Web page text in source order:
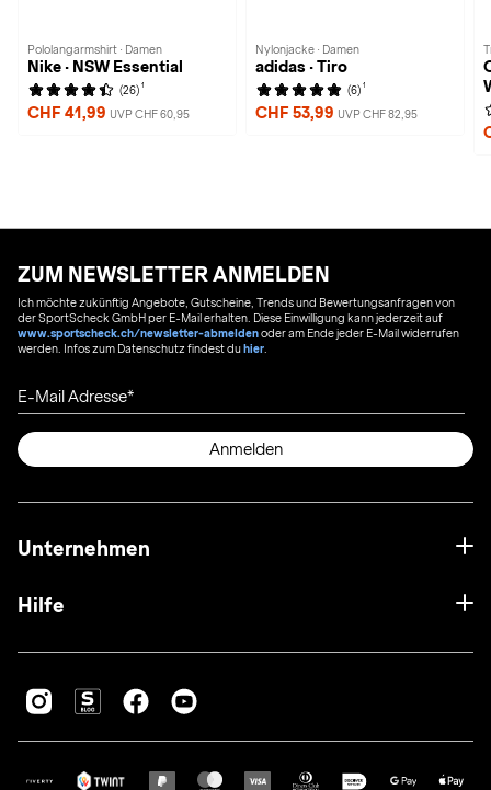
Pololangarmshirt · Damen
Nike · NSW Essential
(26) 1
CHF 41,99 UVP CHF 60,95
Nylonjacke · Damen
adidas · Tiro
(6) 1
CHF 53,99 UVP CHF 82,95
ZUM NEWSLETTER ANMELDEN
Ich möchte zukünftig Angebote, Gutscheine, Trends und Bewertungsanfragen von
der SportScheck GmbH per E-Mail erhalten. Diese Einwilligung kann jederzeit auf
www.sportscheck.ch/newsletter-abmeldenoder am Ende jeder E-Mail widerrufen
werden. Infos zum Datenschutz findest duhier
E-Mail Adresse
Anmelden
Unternehmen
Hilfe